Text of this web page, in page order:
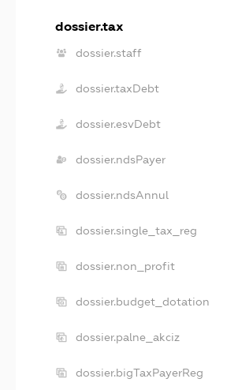
dossier.tax
dossier.staff
dossier.taxDebt
dossier.esvDebt
dossier.ndsPayer
dossier.ndsAnnul
dossier.single_tax_reg
dossier.non_profit
dossier.budget_dotation
dossier.palne_akciz
dossier.bigTaxPayerReg